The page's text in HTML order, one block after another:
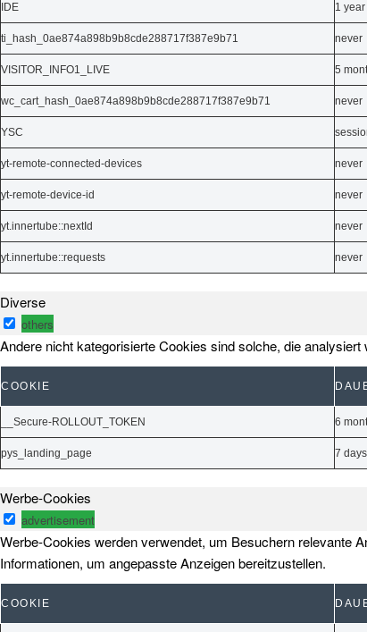
IDE 1
ti_hash_0ae874a898b9b8cde288717f387e9b71 never
VISITOR_INFO1_LIVE 5
wc_cart_hash_0ae874a898b9b8cde288717f387e9b71 never
YSC
yt-remote-connected-devices never
yt-remote-device-id never
yt.innertube::nextId never
yt.innertube::requests never
Diverse
others
Andere nicht kategorisierte Cookies sind solche, die
COOKIE
__Secure-ROLLOUT_TOKEN 6
pys_landing_page 7 days
Werbe-Cookies
advertisement
Werbe-Cookies werden verwendet, um Besuchern relevante
Informationen, um angepasste Anzeigen bereitzustellen.
COOKIE